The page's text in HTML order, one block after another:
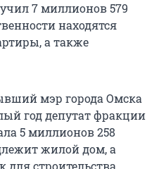
7 миллионов 579
находятся
а также
мэр города Омска
год депутат фракции
5 миллионов 258
жилой дом, а
для строительства